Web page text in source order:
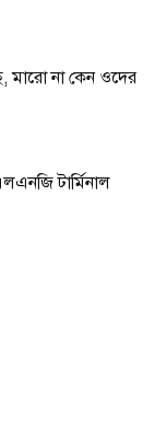
মারো না কেন ওদের
টার্মিনাল